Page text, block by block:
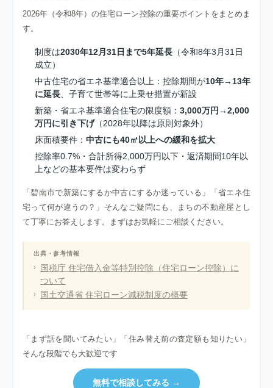
2026年（令和8年）の住宅ローン控除の重要ポイントをまとめま
す。
制度は2030年12月31日まで5年延長（令和8年3月31日
成立）
中古住宅の省エネ基準適合以上：控除期間が10年→13年
に延長、子育て世帯等に上乗せ措置が新設
新築・省エネ基準適合住宅の限度額： 3,000万円→2,000
万円に引き下げ（2028年以降は原則対象外）
床面積要件： 中古にも40㎡以上への緩和を拡大
控除率0.7%・合計所得2,000万円以下・返済期間10年以
上などの基本要件は変わらず
「碧南市で新築にするか中古にするか迷っている」「省エネ住
宅って何が違うの？」そんなご疑問にも、まちの不動産屋とし
て丁寧にお答えします。まずはお気軽にご相談ください。
出典・参考情報
国税庁 住宅借入金等特別控除（住宅ローン控除）に
ついて
国土交通省 住宅ローン減税制度の概要
「まず話を聞いてみたい」「住み替え前の査定額も知りたい」
そんな段階でも大歓迎です
無料で相談してみる →